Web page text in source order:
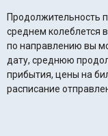
Продолжительность
среднем колеблется в пределах
по направлению вы
дату, среднюю
прибытия, цены на
расписание